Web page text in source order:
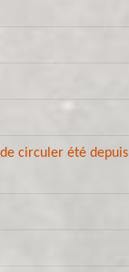
circuler été depuis